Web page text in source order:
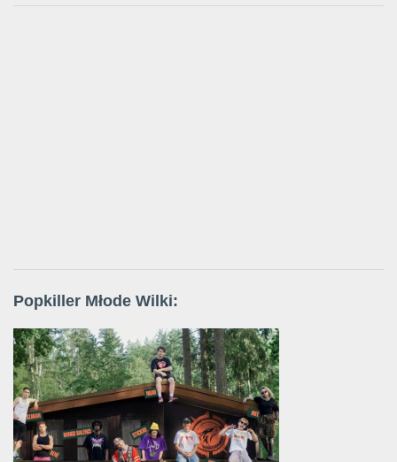
Popkiller Młode Wilki: